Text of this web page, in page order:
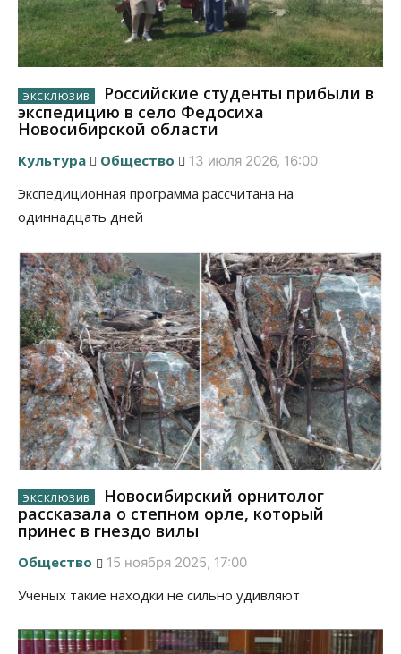
Российские студенты прибыли в
экспедицию в село Федосиха
Новосибирской области
Культура Общество 13 июля 2026, 16:00
Экспедиционная программа рассчитана на
одиннадцать дней
Новосибирский орнитолог
рассказала о степном орле, который
принес в гнездо вилы
Общество 15 ноября 2025, 17:00
Ученых такие находки не сильно удивляют